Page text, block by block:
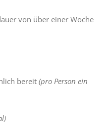
von über einer Woche
bereit (pro Person ein